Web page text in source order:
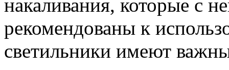
накаливания, которые с
рекомендованы к
светильники имеют